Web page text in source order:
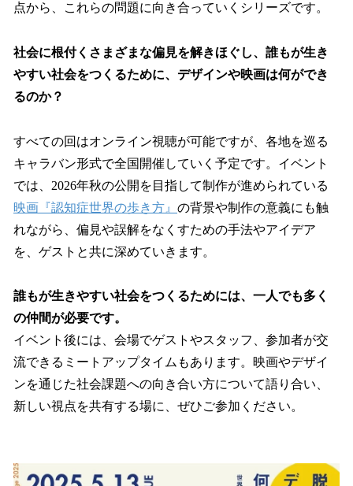
点から、これらの問題に向き合っていくシリーズです。
社会に根付くさまざまな偏見を解きほぐし、誰もが生き
やすい社会をつくるために、デザインや映画は何ができ
るのか？
すべての回はオンライン視聴が可能ですが、各地を巡る
キャラバン形式で全国開催していく予定です。イベント
では、2026年秋の公開を目指して制作が進められている
映画『認知症世界の歩き方』 の背景や制作の意義にも触
れながら、偏見や誤解をなくすための手法やアイデア
を、ゲストと共に深めていきます。
誰もが生きやすい社会をつくるためには、一人でも多く
の仲間が必要です。
イベント後には、会場でゲストやスタッフ、参加者が交
流できるミートアップタイムもあります。映画やデザイ
ンを通じた社会課題への向き合い方について語り合い、
新しい視点を共有する場に、ぜひご参加ください。